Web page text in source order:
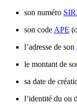
son numéro
son code APE
l’adresse de son
le montant de
sa date de
l’identité du ou